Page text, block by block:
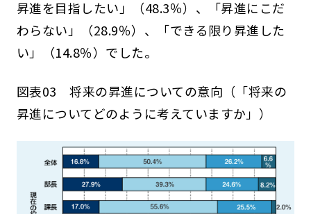
昇進を目指したい」（48.3％）、「昇進にこだ
わらない」（28.9％）、「できる限り昇進した
い」（14.8％）でした。
図表03 将来の昇進についての意向（「将来の
昇進についてどのように考えていますか」）